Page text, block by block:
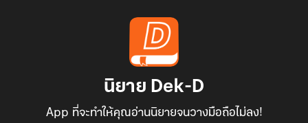
นิยาย Dek-D
App ที่จะทำให้คุณอ่านนิยายจนวางมือถือไม่ลง!